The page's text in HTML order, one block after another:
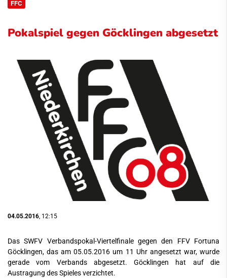
FFC
Pokalspiel gegen Göcklingen abgesetzt
04.05.2016 , 12:15
Das SWFV Verbandspokal-Viertelfinale gegen den FFV Fortuna
Göcklingen, das am 05.05.2016 um 11 Uhr angesetzt war, wurde
gerade vom Verbands abgesetzt. Göcklingen hat auf die
Austragung des Spieles verzichtet.